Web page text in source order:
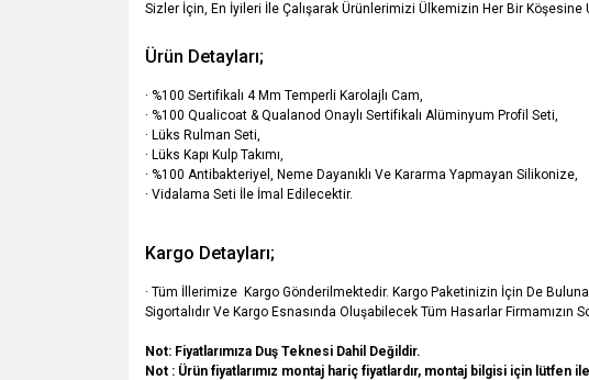
Sizler İçin, En İyileri İle Çalışarak Ürünlerimizi Ülkemizin Her Bir Köşesine
Ürün Detayları;
· %100 Sertifikalı 4 Mm Temperli Karolajlı Cam,
· %100 Qualicoat & Qualanod Onaylı Sertifikalı Alüminyum Profil Seti,
· Lüks Rulman Seti,
· Lüks Kapı Kulp Takımı,
· %100 Antibakteriyel, Neme Dayanıklı Ve Kararma Yapmayan Silikonize,
· Vidalama Seti İle İmal Edilecektir.
Kargo Detayları;
· Tüm İllerimize Kargo Gönderilmektedir. Kargo Paketinizin İçin De
Sigortalıdır Ve Kargo Esnasında Oluşabilecek Tüm Hasarlar Firmamızın
Not: Fiyatlarımıza Duş Teknesi Dahil Değildir.
Not : Ürün fiyatlarımız montaj hariç fiyatlardır, montaj bilgisi için lütfen